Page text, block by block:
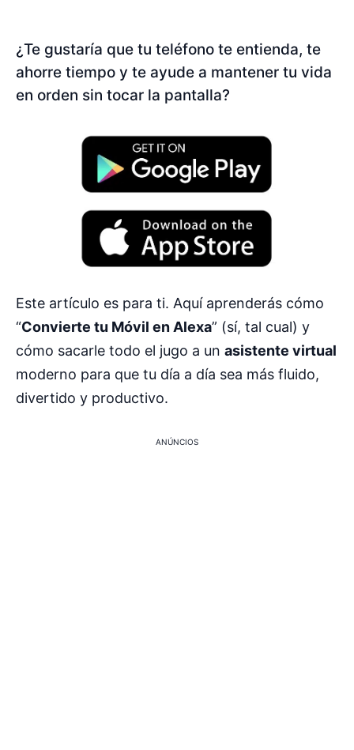
¿Te gustaría que tu teléfono te entienda, te
ahorre tiempo y te ayude a mantener tu vida
en orden sin tocar la pantalla?
Este artículo es para ti. Aquí aprenderás cómo
“Convierte tu Móvil en Alexa” (sí, tal cual) y
cómo sacarle todo el jugo a un asistente virtual
moderno para que tu día a día sea más fluido,
divertido y productivo.
ANÚNCIOS